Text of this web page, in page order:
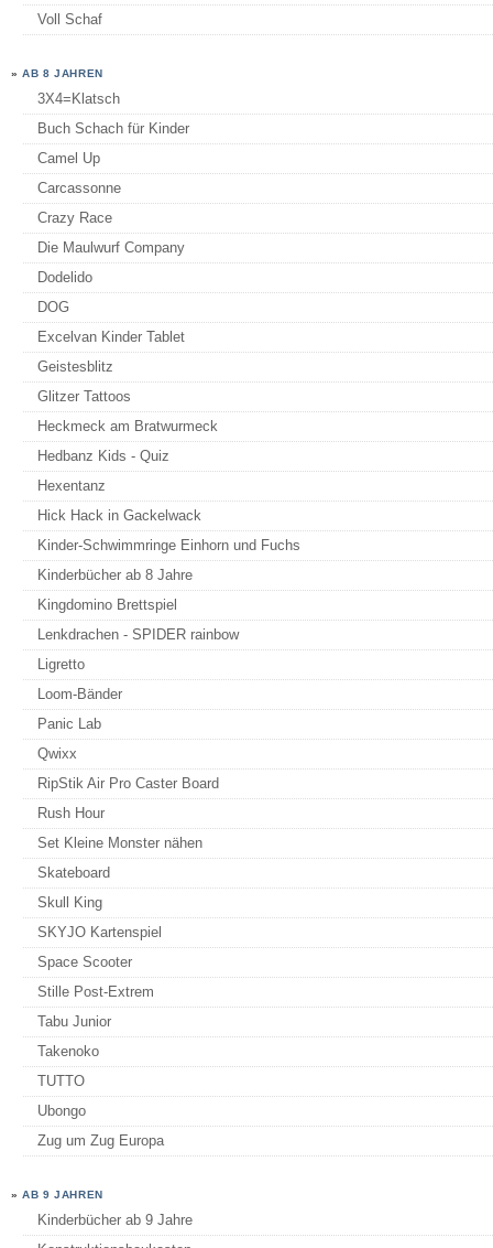
Voll Schaf
»AB 8 JAHREN
3X4=Klatsch
Buch Schach für Kinder
Camel Up
Carcassonne
Crazy Race
Die Maulwurf Company
Dodelido
DOG
Excelvan Kinder Tablet
Geistesblitz
Glitzer Tattoos
Heckmeck am Bratwurmeck
Hedbanz Kids - Quiz
Hexentanz
Hick Hack in Gackelwack
Kinder-Schwimmringe Einhorn und Fuchs
Kinderbücher ab 8 Jahre
Kingdomino Brettspiel
Lenkdrachen - SPIDER rainbow
Ligretto
Loom-Bänder
Panic Lab
Qwixx
RipStik Air Pro Caster Board
Rush Hour
Set Kleine Monster nähen
Skateboard
Skull King
SKYJO Kartenspiel
Space Scooter
Stille Post-Extrem
Tabu Junior
Takenoko
TUTTO
Ubongo
Zug um Zug Europa
»AB 9 JAHREN
Kinderbücher ab 9 Jahre